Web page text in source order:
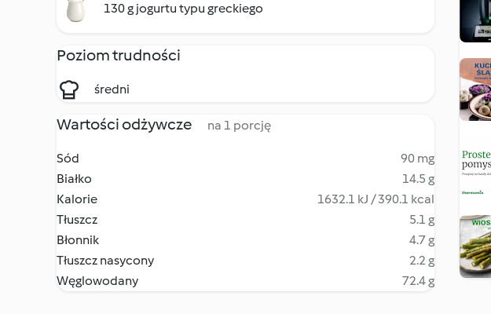
130 g jogurtu typu greckiego
Poziom trudności
średni
Wartości odżywcze na 1 porcję
Sód
90 mg
Białko
14.5 g
Kalorie
1632.1 kJ / 390.1 kcal
Tłuszcz
5.1 g
Błonnik
4.7 g
Tłuszcz nasycony
2.2 g
Węglowodany
72.4 g